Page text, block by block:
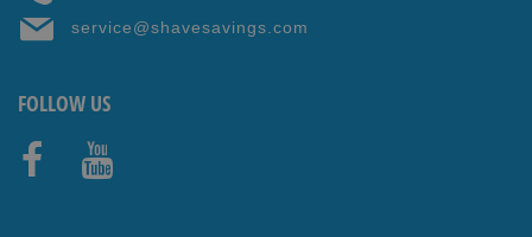
service@shavesavings.com
FOLLOW US